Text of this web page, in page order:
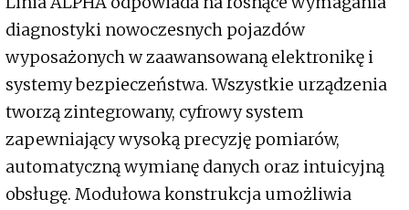
diagnostyki nowoczesnych pojazdów
wyposażonych w zaawansowaną elektronikę i
systemy bezpieczeństwa. Wszystkie urządzenia
tworzą zintegrowany, cyfrowy system
zapewniający wysoką precyzję pomiarów,
automatyczną wymianę danych oraz intuicyjną
obsługę. Modułowa konstrukcja umożliwia